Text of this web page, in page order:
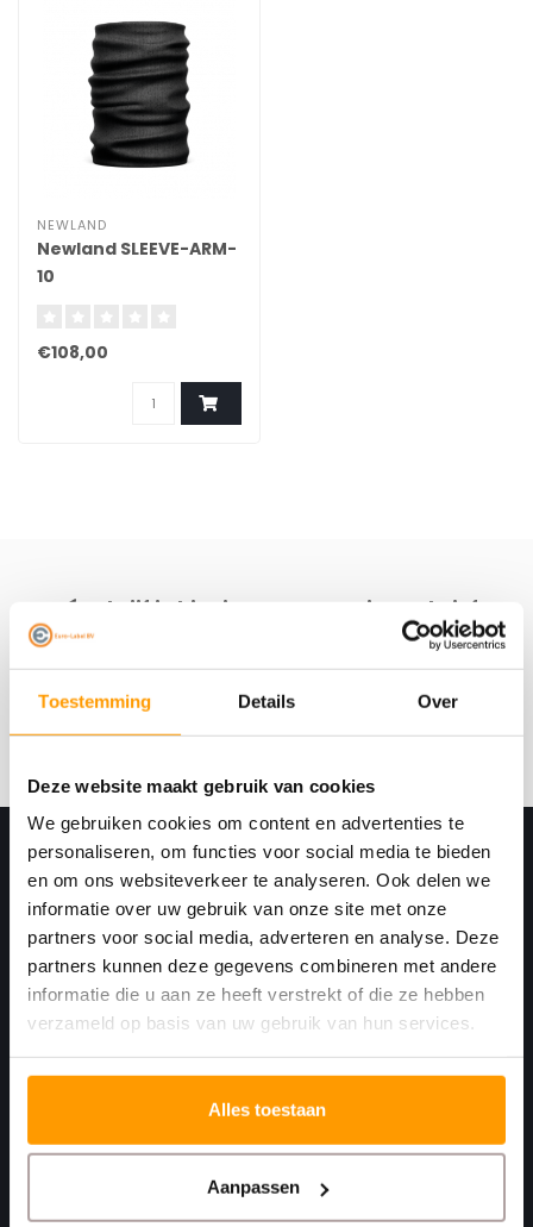
Toestemming Details Over
Deze website maakt gebruik van cookies
We gebruiken cookies om content en advertenties te
personaliseren, om functies voor social media te bieden
en om ons websiteverkeer te analyseren. Ook delen we
informatie over uw gebruik van onze site met onze
partners voor social media, adverteren en analyse. Deze
partners kunnen deze gegevens combineren met andere
informatie die u aan ze heeft verstrekt of die ze hebben
verzameld op basis van uw gebruik van hun services.
Alles toestaan
Aanpassen
NEWLAND
Newland SLEEVE-ARM-
10
€108,00
Schrijf je hier in voor onze nieuwsbrief
Ontvang onze nieuwste aanbiedingen en
kortingscodes
Print. Plak. Klaar. Met een partner die met je
Havenkant 6
4781 AA
Moerdijk Nederland